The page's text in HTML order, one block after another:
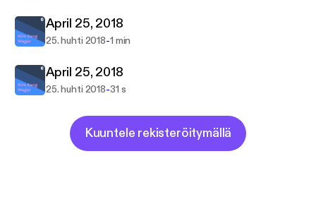
April 25, 2018
25. huhti 2018-1 min
April 25, 2018
25. huhti 2018-31 s
Kuuntele rekisteröitymällä